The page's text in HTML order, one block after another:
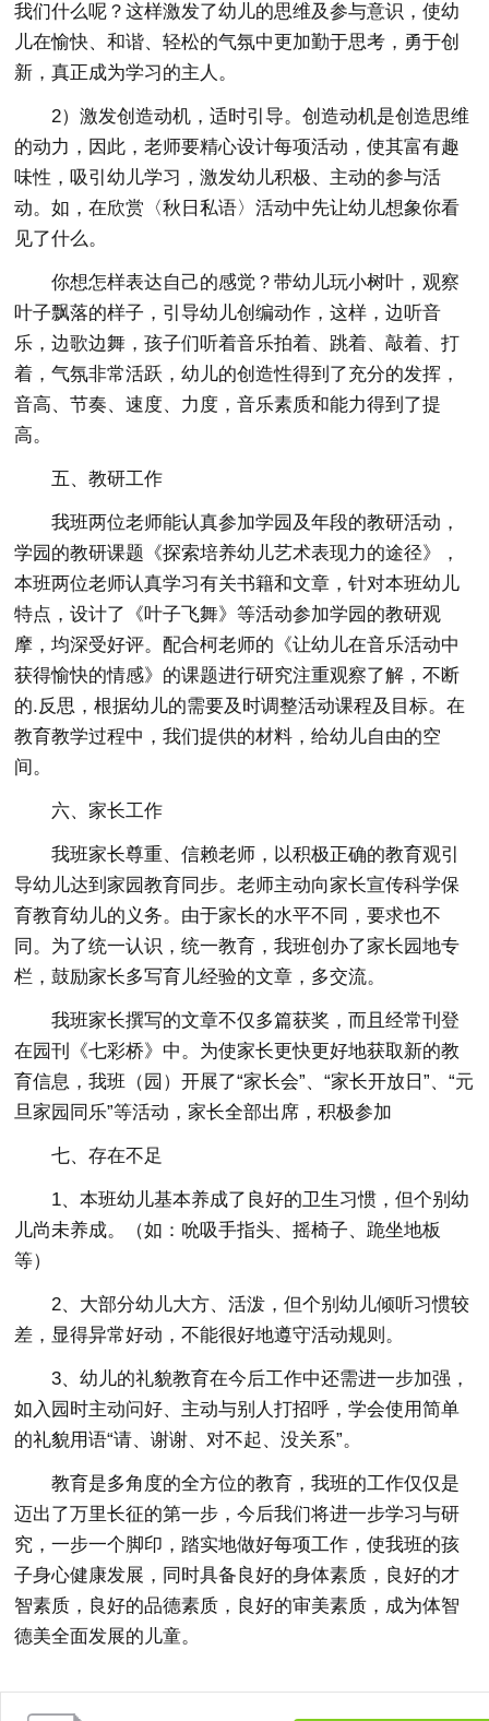
我们什么呢？这样激发了幼儿的思维及参与意识，使幼
儿在愉快、和谐、轻松的气氛中更加勤于思考，勇于创
新，真正成为学习的主人。
2）激发创造动机，适时引导。创造动机是创造思维
的动力，因此，老师要精心设计每项活动，使其富有趣
味性，吸引幼儿学习，激发幼儿积极、主动的参与活
动。如，在欣赏〈秋日私语〉活动中先让幼儿想象你看
见了什么。
你想怎样表达自己的感觉？带幼儿玩小树叶，观察
叶子飘落的样子，引导幼儿创编动作，这样，边听音
乐，边歌边舞，孩子们听着音乐拍着、跳着、敲着、打
着，气氛非常活跃，幼儿的创造性得到了充分的发挥，
音高、节奏、速度、力度，音乐素质和能力得到了提
高。
五、教研工作
我班两位老师能认真参加学园及年段的教研活动，
学园的教研课题《探索培养幼儿艺术表现力的途径》，
本班两位老师认真学习有关书籍和文章，针对本班幼儿
特点，设计了《叶子飞舞》等活动参加学园的教研观
摩，均深受好评。配合柯老师的《让幼儿在音乐活动中
获得愉快的情感》的课题进行研究注重观察了解，不断
的.反思，根据幼儿的需要及时调整活动课程及目标。在
教育教学过程中，我们提供的材料，给幼儿自由的空
间。
六、家长工作
我班家长尊重、信赖老师，以积极正确的教育观引
导幼儿达到家园教育同步。老师主动向家长宣传科学保
育教育幼儿的义务。由于家长的水平不同，要求也不
同。为了统一认识，统一教育，我班创办了家长园地专
栏，鼓励家长多写育儿经验的文章，多交流。
我班家长撰写的文章不仅多篇获奖，而且经常刊登
在园刊《七彩桥》中。为使家长更快更好地获取新的教
育信息，我班（园）开展了“家长会”、“家长开放日”、“元
旦家园同乐”等活动，家长全部出席，积极参加
七、存在不足
1、本班幼儿基本养成了良好的卫生习惯，但个别幼
儿尚未养成。（如：吮吸手指头、摇椅子、跪坐地板
等）
2、大部分幼儿大方、活泼，但个别幼儿倾听习惯较
差，显得异常好动，不能很好地遵守活动规则。
3、幼儿的礼貌教育在今后工作中还需进一步加强，
如入园时主动问好、主动与别人打招呼，学会使用简单
的礼貌用语“请、谢谢、对不起、没关系”。
教育是多角度的全方位的教育，我班的工作仅仅是
迈出了万里长征的第一步，今后我们将进一步学习与研
究，一步一个脚印，踏实地做好每项工作，使我班的孩
子身心健康发展，同时具备良好的身体素质，良好的才
智素质，良好的品德素质，良好的审美素质，成为体智
德美全面发展的儿童。